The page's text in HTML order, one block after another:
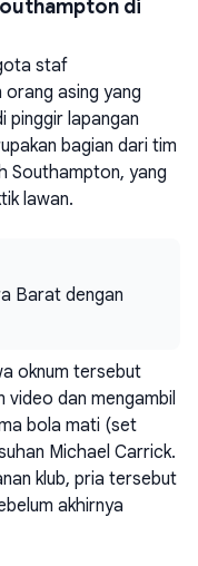
di
staf
asing yang
pinggir lapangan
bagian dari tim
Southampton, yang
lawan.
Barat dengan
oknum tersebut
video dan mengambil
bola mati (set
Michael Carrick.
klub, pria tersebut
akhirnya